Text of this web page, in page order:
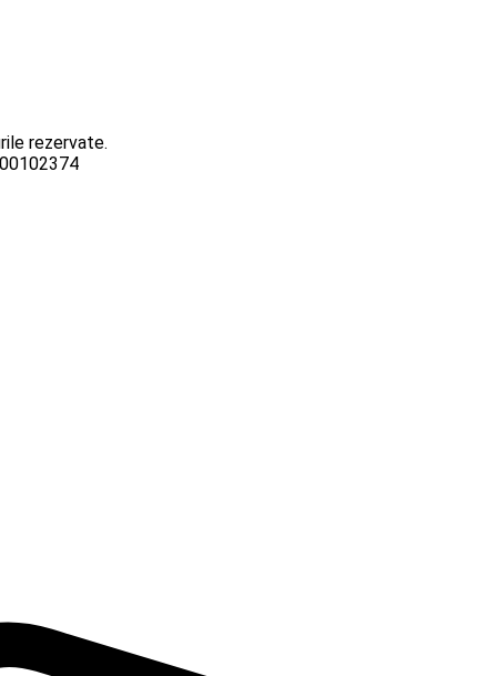
rezervate.